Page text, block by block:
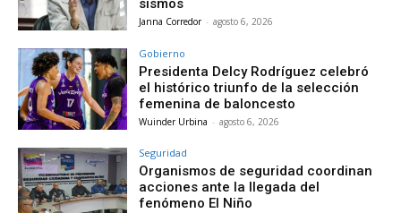
sismos
Janna Corredor - agosto 6, 2026
Gobierno
Presidenta Delcy Rodríguez celebró
el histórico triunfo de la selección
femenina de baloncesto
Wuinder Urbina - agosto 6, 2026
Seguridad
Organismos de seguridad coordinan
acciones ante la llegada del
fenómeno El Niño